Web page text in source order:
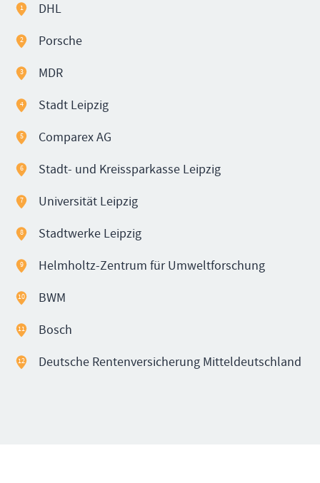
1 DHL
2 Porsche
3 MDR
4 Stadt Leipzig
5 Comparex AG
6 Stadt- und Kreissparkasse Leipzig
7 Universität Leipzig
8 Stadtwerke Leipzig
9 Helmholtz-Zentrum für Umweltforschung
10 BWM
11 Bosch
12 Deutsche Rentenversicherung Mitteldeutschland